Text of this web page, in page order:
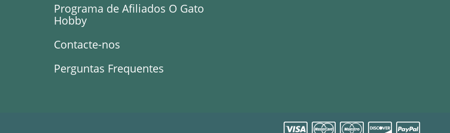
Programa de Afiliados O Gato
Hobby
Contacte-nos
Perguntas Frequentes